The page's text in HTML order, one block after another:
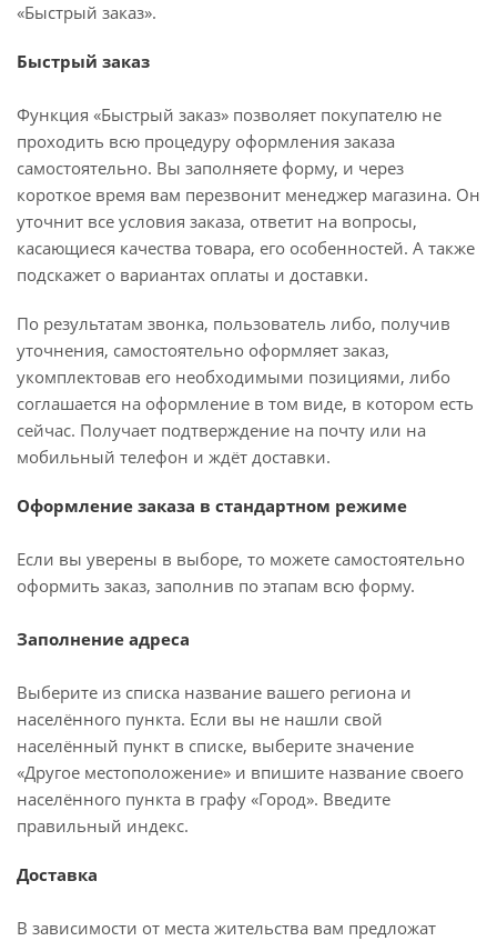
«Быстрый заказ».
Быстрый заказ
Функция «Быстрый заказ» позволяет покупателю не
проходить всю процедуру оформления заказа
самостоятельно. Вы заполняете форму, и через
короткое время вам перезвонит менеджер магазина. Он
уточнит все условия заказа, ответит на вопросы,
касающиеся качества товара, его особенностей. А также
подскажет о вариантах оплаты и доставки.
По результатам звонка, пользователь либо, получив
уточнения, самостоятельно оформляет заказ,
укомплектовав его необходимыми позициями, либо
соглашается на оформление в том виде, в котором есть
сейчас. Получает подтверждение на почту или на
мобильный телефон и ждёт доставки.
Оформление заказа в стандартном режиме
Если вы уверены в выборе, то можете самостоятельно
оформить заказ, заполнив по этапам всю форму.
Заполнение адреса
Выберите из списка название вашего региона и
населённого пункта. Если вы не нашли свой
населённый пункт в списке, выберите значение
«Другое местоположение» и впишите название своего
населённого пункта в графу «Город». Введите
правильный индекс.
Доставка
В зависимости от места жительства вам предложат